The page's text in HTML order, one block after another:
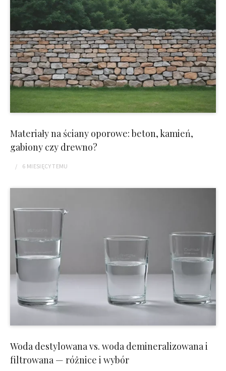
Materiały na ściany oporowe: beton, kamień,
gabiony czy drewno?
6 MIESIĘCYTEMU
Woda destylowana vs. woda demineralizowana i
filtrowana — różnice i wybór